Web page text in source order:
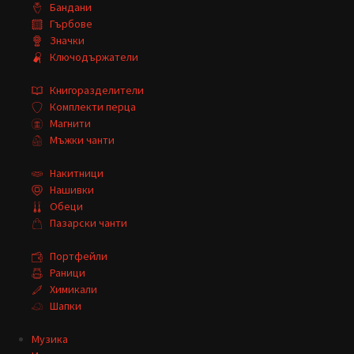
Бандани
Гърбове
Значки
Ключодържатели
Книгоразделители
Комплекти перца
Магнити
Мъжки чанти
Накитници
Нашивки
Обеци
Пазарски чанти
Портфейли
Раници
Химикали
Шапки
Музика